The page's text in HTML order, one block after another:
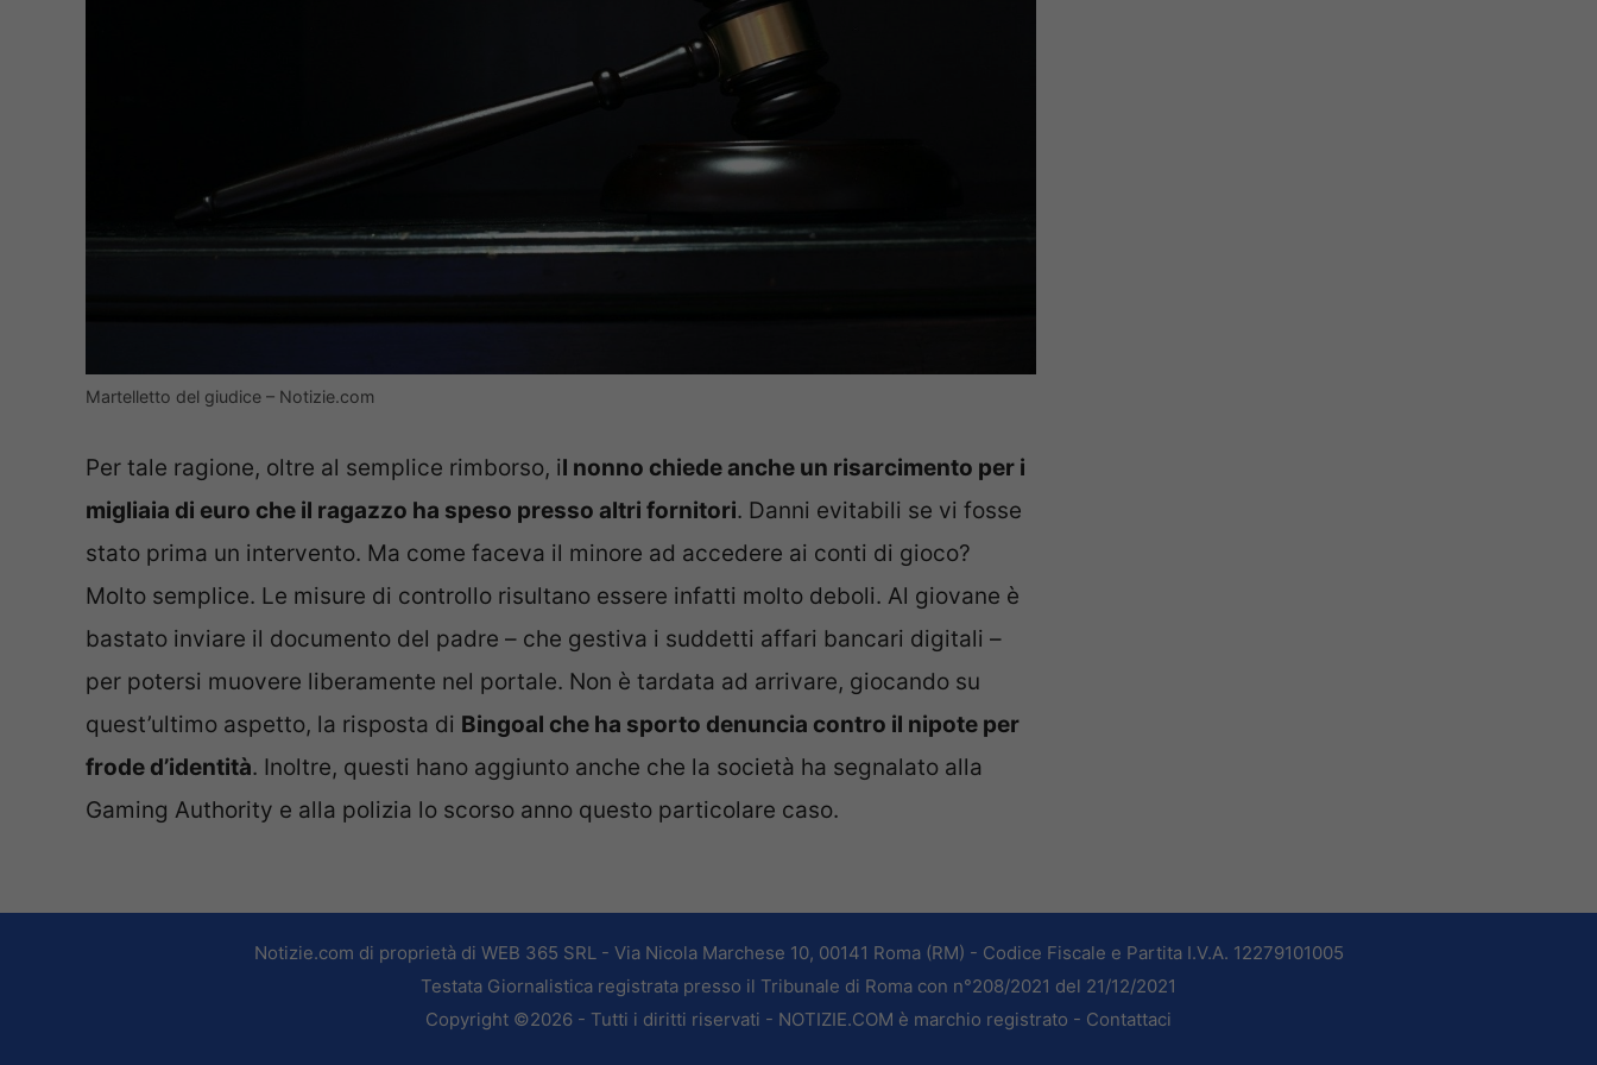
Martelletto del giudice – Notizie.com
Per tale ragione, oltre al semplice rimborso, il nonno chiede anche un risarcimento per i
migliaia di euro che il ragazzo ha speso presso altri fornitori. Danni evitabili se vi fosse
stato prima un intervento. Ma come faceva il minore ad accedere ai conti di gioco?
Molto semplice. Le misure di controllo risultano essere infatti molto deboli. Al giovane è
bastato inviare il documento del padre – che gestiva i suddetti affari bancari digitali –
per potersi muovere liberamente nel portale. Non è tardata ad arrivare, giocando su
quest’ultimo aspetto, la risposta di Bingoal che ha sporto denuncia contro il nipote per
frode d’identità. Inoltre, questi hano aggiunto anche che la società ha segnalato alla
Gaming Authority e alla polizia lo scorso anno questo particolare caso.
Notizie.com di proprietà di WEB 365 SRL - Via Nicola Marchese 10, 00141 Roma (RM) - Codice Fiscale e Partita I.V.A. 12279101005
Testata Giornalistica registrata presso il Tribunale di Roma con n°208/2021 del 21/12/2021
Copyright ©2026 - Tutti i diritti riservati - NOTIZIE.COM è marchio registrato - Contattaci